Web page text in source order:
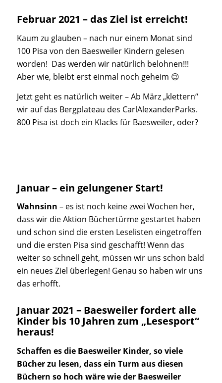
Februar 2021 – das Ziel ist erreicht!
Kaum zu glauben – nach nur einem Monat sind
100 Pisa von den Baesweiler Kindern gelesen
worden! Das werden wir natürlich belohnen!!!
Aber wie, bleibt erst einmal noch geheim 😉
Jetzt geht es natürlich weiter – Ab März „klettern“
wir auf das Bergplateau des CarlAlexanderParks.
800 Pisa ist doch ein Klacks für Baesweiler, oder?
Januar – ein gelungener Start!
Wahnsinn – es ist noch keine zwei Wochen her,
dass wir die Aktion Büchertürme gestartet haben
und schon sind die ersten Leselisten eingetroffen
und die ersten Pisa sind geschafft! Wenn das
weiter so schnell geht, müssen wir uns schon bald
ein neues Ziel überlegen! Genau so haben wir uns
das erhofft.
Januar 2021 – Baesweiler fordert alle
Kinder bis 10 Jahren zum „Lesesport“
heraus!
Schaffen es die Baesweiler Kinder, so viele
Bücher zu lesen, dass ein Turm aus diesen
Büchern so hoch wäre wie der Baesweiler